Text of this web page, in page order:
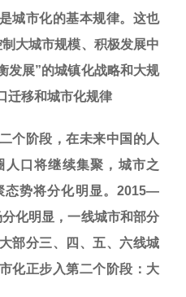
城市化的基本规律。这也
大城市规模、积极发展中
发展”的城镇化战略和大规
迁移和城市化规律
个阶段，在未来中国的人
人口将继续集聚，城市之
态势将分化明显。2015—
化明显，一线城市和部分
部分三、四、五、六线城
化正步入第二个阶段：大